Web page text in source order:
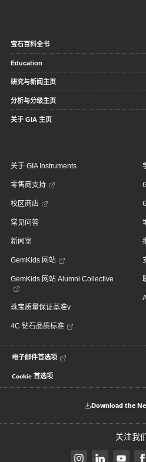
宝石百科全书
Education
研究与新闻主页
分析与分级主页
关于 GIA 主页
关于 GIA Instruments
零售商支持
校区商店
常见问答
新闻室
GemKids 网站
GemKids 网站 Alumni Collective
珠宝质量保证基准v
4C 钻石品质标准
电子邮件首选项
Cookie 首选项
Download the
关注我